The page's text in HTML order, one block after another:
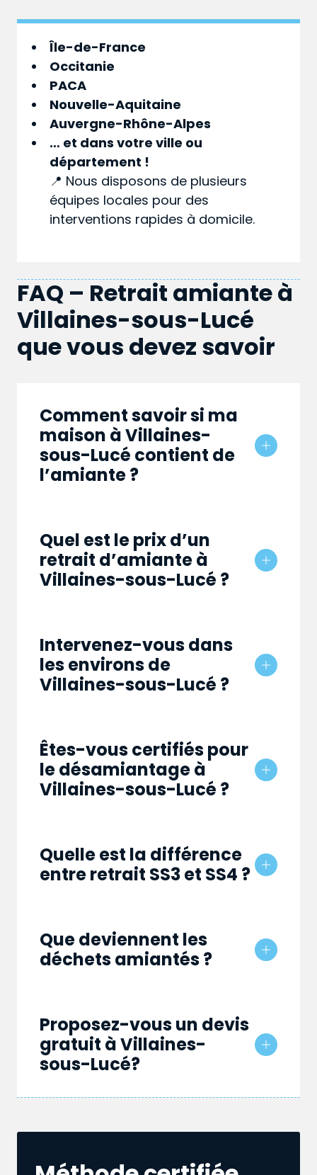
Île-de-France
Occitanie
PACA
Nouvelle-Aquitaine
Auvergne-Rhône-Alpes
… et dans votreville ou
département !
📍 Nous disposons de plusieurs
équipes locales pour des
interventions rapides à domicile.
FAQ – Retrait amiante à
Villaines-sous-Lucé
que vous devez savoir
Comment savoir si ma
maison à Villaines-
sous-Lucé contient de
l’amiante ?
Quel est le prix d’un
retrait d’amiante à
Villaines-sous-Lucé ?
Intervenez-vous dans
les environs de
Villaines-sous-Lucé ?
Êtes-vous certifiés pour
le désamiantage à
Villaines-sous-Lucé ?
Quelle est la différence
entre retrait SS3 et SS4 ?
Que deviennent les
déchets amiantés ?
Proposez-vous un devis
gratuit à Villaines-
sous-Lucé?